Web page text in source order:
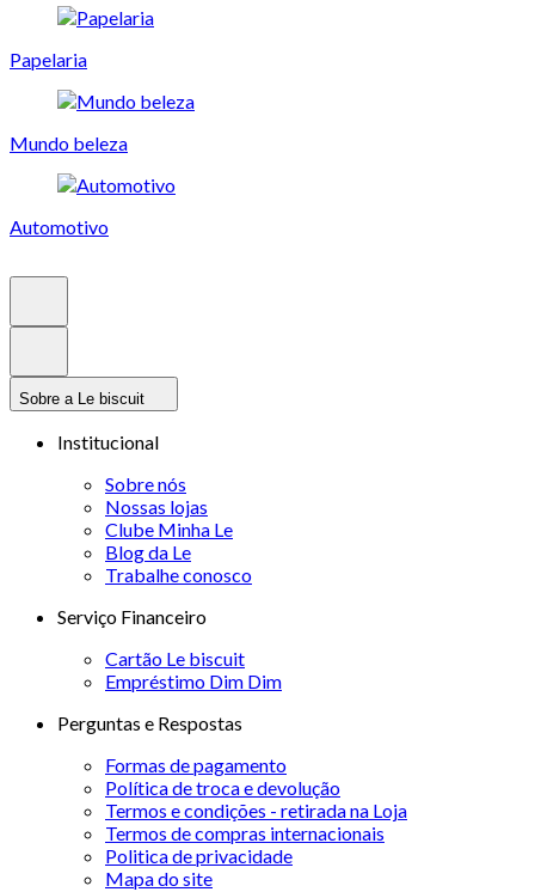
Papelaria
Mundo beleza
Automotivo
Sobre a Le biscuit
Institucional
Sobre nós
Nossas lojas
Clube Minha Le
Blog da Le
Trabalhe conosco
Serviço Financeiro
Cartão Le biscuit
Empréstimo Dim Dim
Perguntas e Respostas
Formas de pagamento
Política de troca e devolução
Termos e condições - retirada na Loja
Termos de compras internacionais
Politica de privacidade
Mapa do site